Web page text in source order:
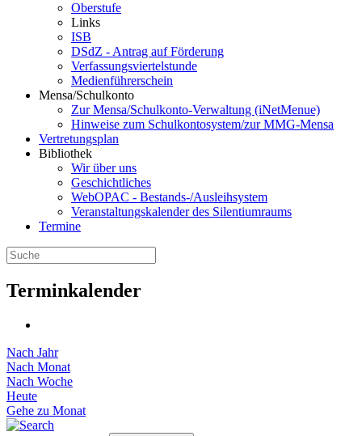
Oberstufe
Links
ISB
DSdZ - Antrag auf Förderung
Verfassungsviertelstunde
Medienführerschein
Mensa/Schulkonto
Zur Mensa/Schulkonto-Verwaltung (iNetMenue)
Hinweise zum Schulkontosystem/zur MMG-Mensa
Vertretungsplan
Bibliothek
Wir über uns
Geschichtliches
WebOPAC - Bestands-/Ausleihsystem
Veranstaltungskalender des Silentiumraums
Termine
Terminkalender
Nach Jahr
Nach Monat
Nach Woche
Heute
Gehe zu Monat